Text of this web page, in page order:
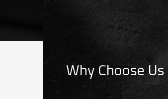
Why Choose Us